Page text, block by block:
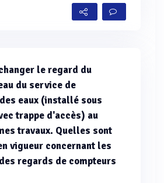
le regard du
du service de
eaux (installé sous
trappe d'accès) au
travaux. Quelles sont
vigueur concernant les
regards de compteurs